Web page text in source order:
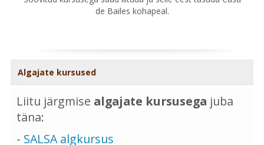
de Bailes kohapeal.
Algajate kursused
Liitu järgmise algajate kursusega juba
täna:
- SALSA algkursus